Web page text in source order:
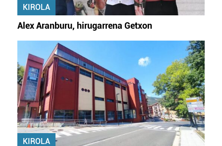
KIROLA
Alex Aranburu, hirugarrena Getxon
KIROLA